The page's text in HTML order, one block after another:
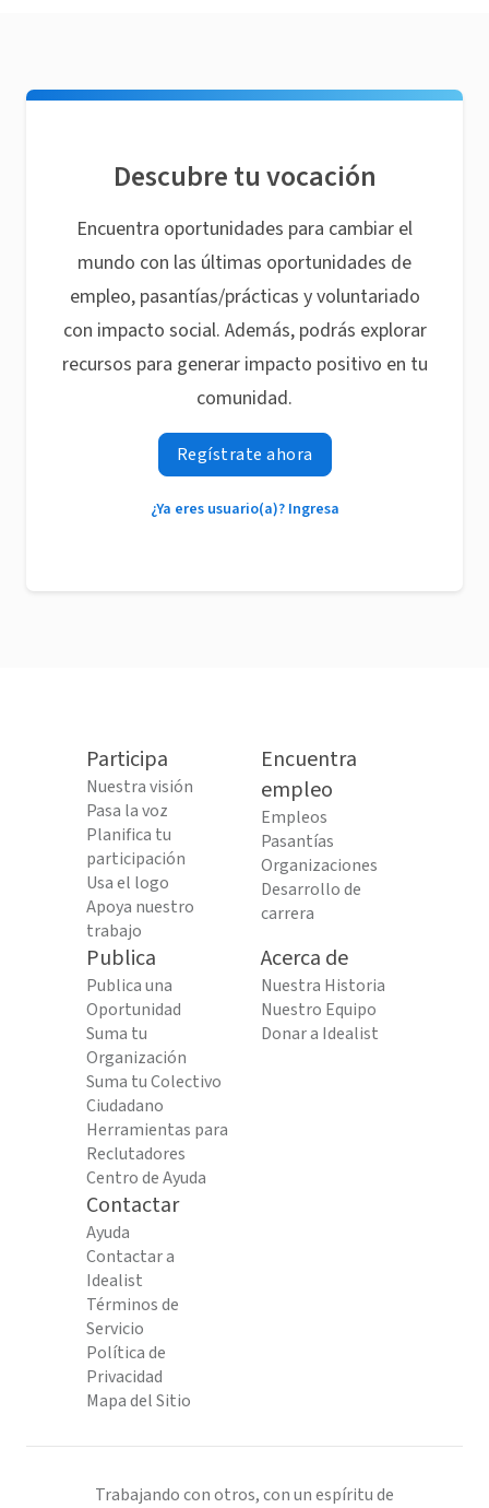
Descubre tu vocación
Encuentra oportunidades para cambiar el
mundo con las últimas oportunidades de
empleo, pasantías/prácticas y voluntariado
con impacto social. Además, podrás explorar
recursos para generar impacto positivo en tu
comunidad.
Regístrate ahora
¿Ya eres usuario(a)? Ingresa
Participa
Nuestra visión
Pasa la voz
Planifica tu
participación
Usa el logo
Apoya nuestro
trabajo
Encuentra
empleo
Empleos
Pasantías
Organizaciones
Desarrollo de
carrera
Publica
Publica una
Oportunidad
Suma tu
Organización
Suma tu Colectivo
Ciudadano
Herramientas para
Reclutadores
Centro de Ayuda
Acerca de
Nuestra Historia
Nuestro Equipo
Donar a Idealist
Contactar
Ayuda
Contactar a
Idealist
Términos de
Servicio
Política de
Privacidad
Mapa del Sitio
Trabajando con otros, con un espíritu de